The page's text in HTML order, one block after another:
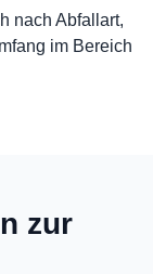
nach Abfallart,
im Bereich
zur